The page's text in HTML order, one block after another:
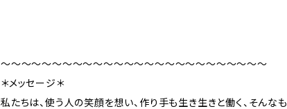
〜〜〜〜〜〜〜〜〜〜〜〜〜〜〜〜〜〜〜〜〜〜〜〜〜〜
＊メッセージ＊
私たちは、使う人の笑顔を想い、作り手も生き生きと働く、そんなも